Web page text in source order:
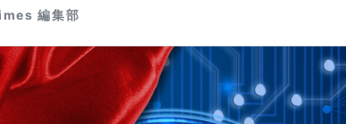
編集部